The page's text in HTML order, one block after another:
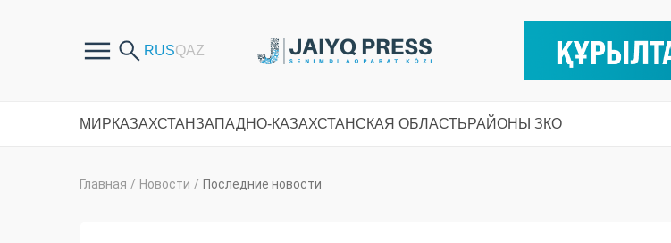
МИРКАЗАХСТАНЗАПАДНО-КАЗАХСТАНСКАЯ ОБЛАСТЬРАЙОНЫ ЗКО
Главная / Новости / Последние новости